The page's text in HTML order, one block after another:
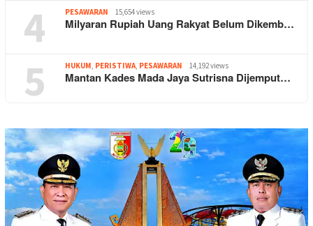
4 PESAWARAN 15,654 views
Milyaran Rupiah Uang Rakyat Belum Dikemb…
5 HUKUM, PERISTIWA, PESAWARAN 14,192 views
Mantan Kades Mada Jaya Sutrisna Dijemput…